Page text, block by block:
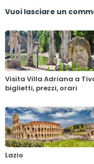
Vuoi lasciare un
Visita Villa Adriana a
biglietti, prezzi, orari
Lazio